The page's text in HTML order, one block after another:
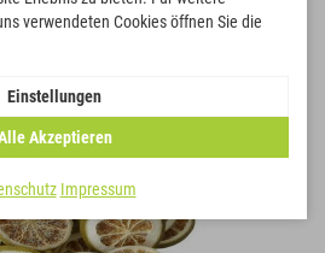
verwendeten Cookies öffnen Sie die
Einstellungen
Akzeptieren
Impressum